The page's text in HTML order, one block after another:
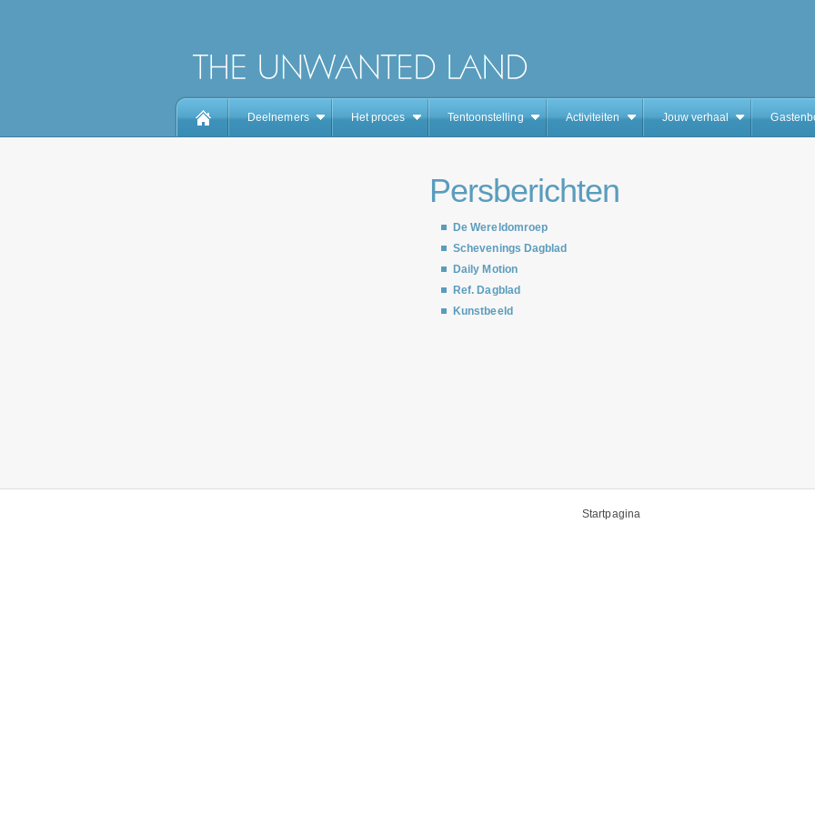
Deelnemers Het proces Tentoonstelling Activiteiten Jouw verhaal
Persberichten
De Wereldomroep
Schevenings Dagblad
Daily Motion
Ref. Dagblad
Kunstbeeld
Startpagina